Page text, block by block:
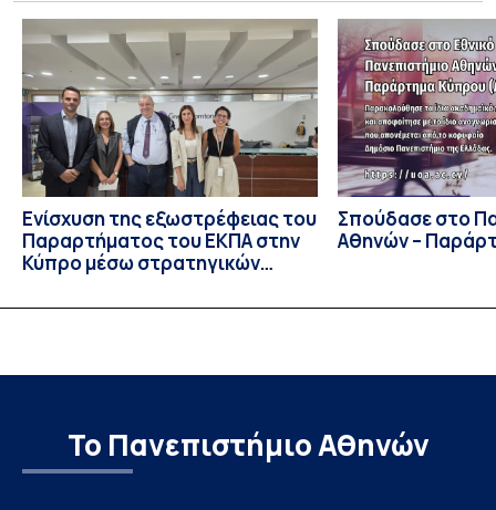
Ιουλίου στο Blagoevgrad της Βουλγαρίας. Σε αυτόν
συμμετείχαν 447 φοιτητές εκπροσωπώντας 135
πανεπιστήμια από 46 χώρες. Από την Ελλάδα, συμμετείχαν
επίσης το Εθνικό Μετσόβιο Πολυτεχνείο, το Αριστοτέλειο
Πανεπιστήμιο […]
Ενίσχυση της εξωστρέφειας του
Παραρτήματος του ΕΚΠΑ στην
Κύπρο μέσω στρατηγικών
Σπούδασε στο
Αθηνών –
Το Πανεπιστήμιο Αθηνών